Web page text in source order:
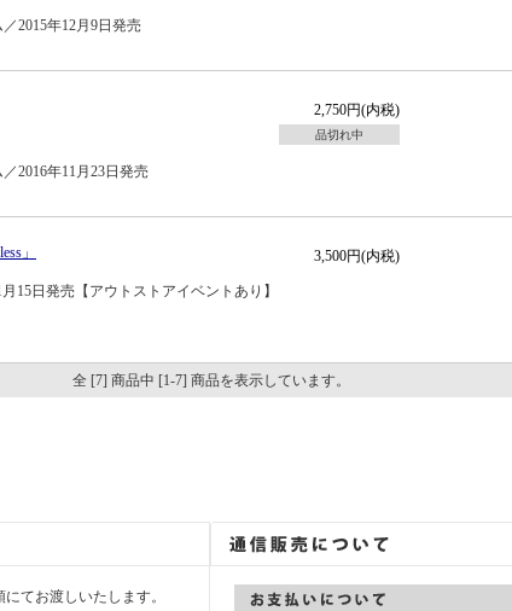
2015年12月9日発売
2,750円(内税)
品切れ中
2016年11月23日発売
」 3,500円(内税)
15日発売【アウトストアイベントあり】
全 [7] 商品中 [1-7] 商品を表示しています。
てお渡しいたします。